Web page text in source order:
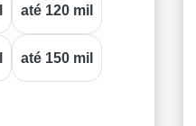
até 120 mil
até 150 mil